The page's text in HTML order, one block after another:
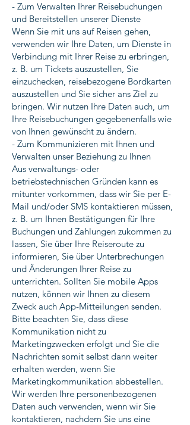
- Zum Verwalten Ihrer Reisebuchungen
und Bereitstellen unserer Dienste
Wenn Sie mit uns auf Reisen gehen,
verwenden wir Ihre Daten, um Dienste in
Verbindung mit Ihrer Reise zu erbringen,
z. B. um Tickets auszustellen, Sie
einzuchecken, reisebezogene Bordkarten
auszustellen und Sie sicher ans Ziel zu
bringen. Wir nutzen Ihre Daten auch, um
Ihre Reisebuchungen gegebenenfalls wie
von Ihnen gewünscht zu ändern.
- Zum Kommunizieren mit Ihnen und
Verwalten unser Beziehung zu Ihnen
Aus verwaltungs- oder
betriebstechnischen Gründen kann es
mitunter vorkommen, dass wir Sie per E-
Mail und/oder SMS kontaktieren müssen,
z. B. um Ihnen Bestätigungen für Ihre
Buchungen und Zahlungen zukommen zu
lassen, Sie über Ihre Reiseroute zu
informieren, Sie über Unterbrechungen
und Änderungen Ihrer Reise zu
unterrichten. Sollten Sie mobile Apps
nutzen, können wir Ihnen zu diesem
Zweck auch App-Mitteilungen senden.
Bitte beachten Sie, dass diese
Kommunikation nicht zu
Marketingzwecken erfolgt und Sie die
Nachrichten somit selbst dann weiter
erhalten werden, wenn Sie
Marketingkommunikation abbestellen.
Wir werden Ihre personenbezogenen
Daten auch verwenden, wenn wir Sie
kontaktieren, nachdem Sie uns eine